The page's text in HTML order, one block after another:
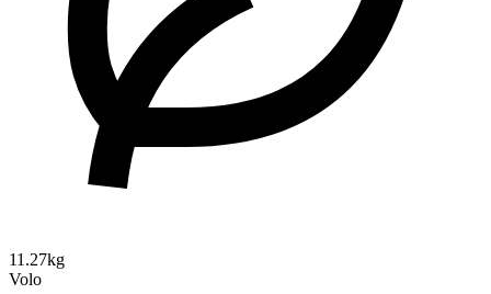
11.27kg
Volo